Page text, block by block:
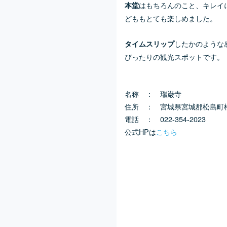
本堂はもちろんのこと、キレイ
どももとても楽しめました。
タイムスリップしたかのような
ぴったりの観光スポットです。
名称 ： 瑞巌寺
住所 ： 宮城県宮城郡松島町
電話 ： 022-354-2023
公式HPはこちら